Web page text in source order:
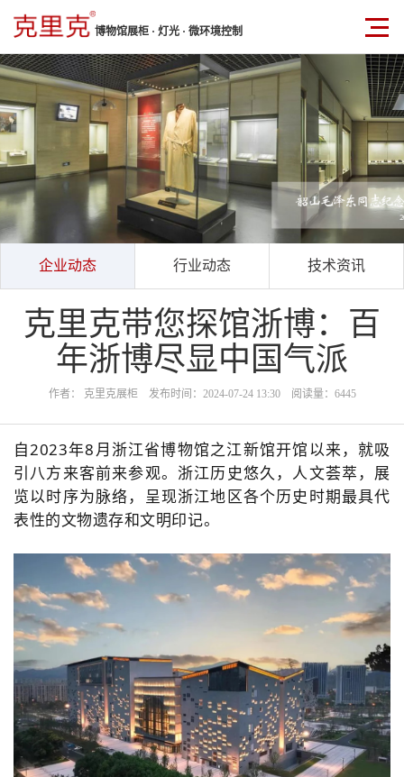
博物馆展柜 · 灯光 · 微环境控制
企业动态 行业动态 技术资讯
克里克带您探馆浙博：百
年浙博尽显中国气派
作者： 克里克展柜 发布时间：2024-07-24 13:30 阅读量：6445
自2023年8月浙江省博物馆之江新馆开馆以来，就吸
引八方来客前来参观。浙江历史悠久，人文荟萃，展
览以时序为脉络，呈现浙江地区各个历史时期最具代
表性的文物遗存和文明印记。